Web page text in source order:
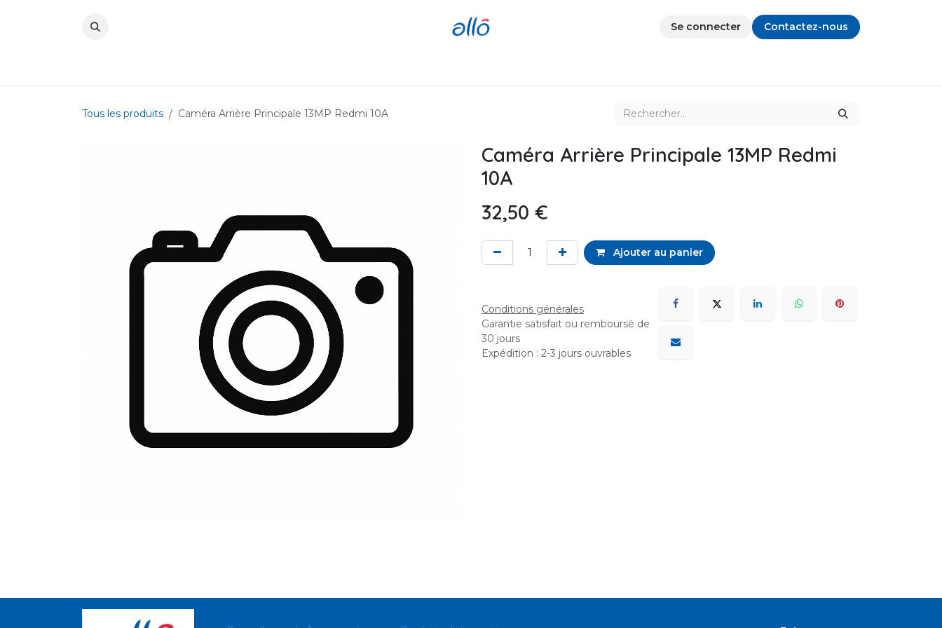
Se connecter
Contactez-nous
Tous les produits Caméra Arrière Principale 13MP Redmi 10A
Caméra Arrière Principale 13MP Redmi
10A
32,50 €
Ajouter au panier
Conditions générales
Garantie satisfait ou remboursé de
30 jours
Expédition : 2-3 jours ouvrables